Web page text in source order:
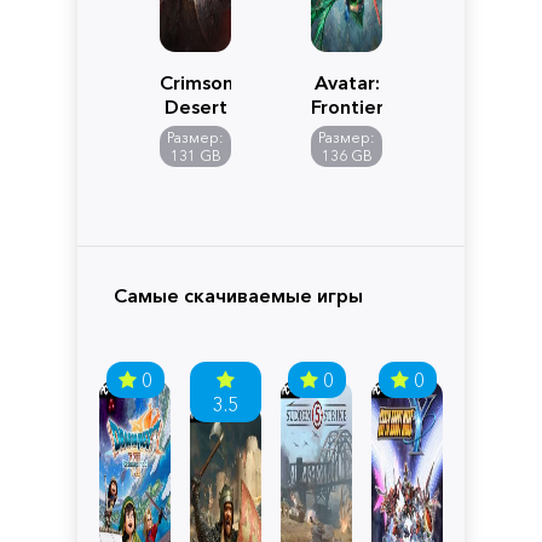
Crimson
Desert
Размер:
131 GB
Avatar:
Frontiers
of
Pandora
Размер:
136 GB
Самые скачиваемые игры
0
3.5
0 0